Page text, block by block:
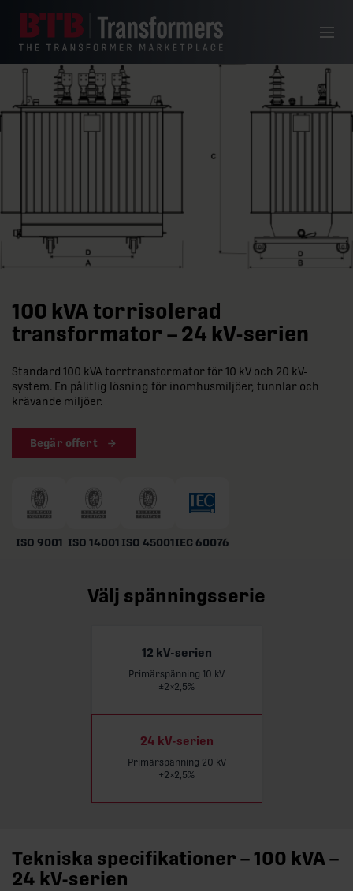
Meny
100 kVA torrisolerad
transformator – 24 kV-serien
Standard 100 kVA torrtransformator för 10 kV och 20 kV-
system. En pålitlig lösning för inomhusmiljöer, tunnlar och
krävande miljöer.
Begär offert
ISO 9001 ISO 14001 ISO 45001IEC 60076
Välj spänningsserie
12 kV-serien
Primärspänning 10 kV
±2×2,5%
24 kV-serien
Primärspänning 20 kV
±2×2,5%
Tekniska specifikationer – 100 kVA –
24 kV-serien